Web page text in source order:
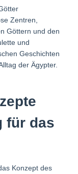
Zentren,
Göttern und den
und
Geschichten
der Ägypter.
für das
Konzept des